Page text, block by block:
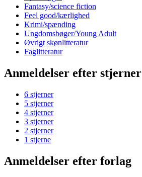
Fantasy/science fiction
Feel good/kærlighed
Krimi/spænding
Ungdomsbøger/Young Adult
Øvrigt skønlitteratur
Faglitteratur
Anmeldelser efter stjerner
6 stjerner
5 stjerner
4 stjerner
3 stjerner
2 stjerner
1 stjerne
Anmeldelser efter forlag